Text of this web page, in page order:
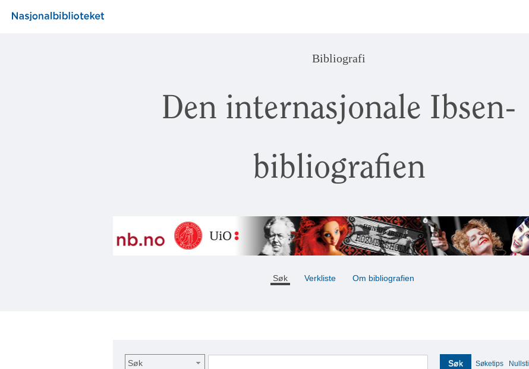
Bibliografi
Den internasjonale Ibsen-
bibliografien
Søk Verkliste Om bibliografien
Søk Søk Søketips Nullstill